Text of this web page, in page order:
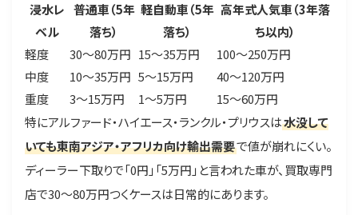
浸水レ
ベル
普通車（5年
落ち）
軽自動車（5年
落ち）
高年式人気車（3年落
ち以内）
軽度
30〜80万円 15〜35万円
100〜250万円
中度
10〜35万円 5〜15万円
40〜120万円
重度
3〜15万円 1〜5万円
15〜60万円
特にアルファード・ハイエース・ランクル・プリウスは水没して
いても東南アジア・アフリカ向け輸出需要で値が崩れにくい。
ディーラー下取りで「0円」「5万円」と言われた車が、買取専門
店で30〜80万円つくケースは日常的にあります。